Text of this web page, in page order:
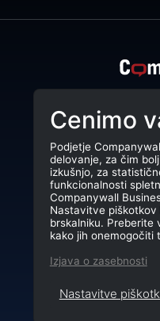
strank.
Cenimo
Podjetje
delovanje, za čim
izkušnjo, za
funkcionalnosti
Companywall
Nastavitve
brskalniku. Preberite
kako jih onemogočiti
Izjava o zasebnosti
Nastavitve